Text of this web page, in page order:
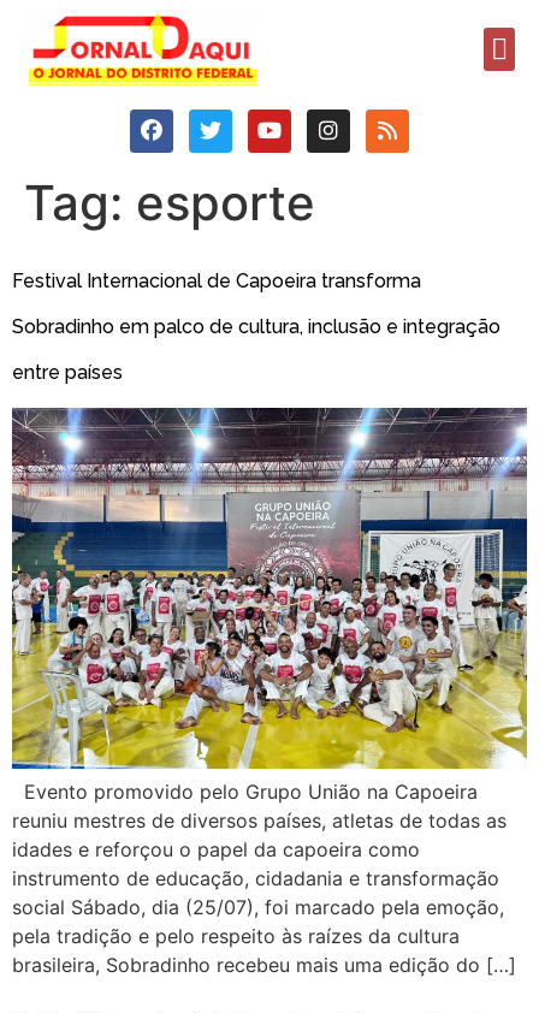
Tag: esporte
Festival Internacional de Capoeira transforma
Sobradinho em palco de cultura, inclusão e integração
entre países
Evento promovido pelo Grupo União na Capoeira
reuniu mestres de diversos países, atletas de todas as
idades e reforçou o papel da capoeira como
instrumento de educação, cidadania e transformação
social Sábado, dia (25/07), foi marcado pela emoção,
pela tradição e pelo respeito às raízes da cultura
brasileira, Sobradinho recebeu mais uma edição do […]